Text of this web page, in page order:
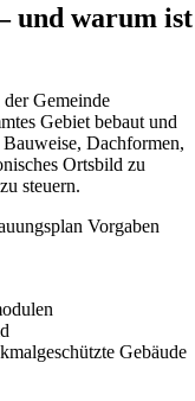
und warum ist
Gemeinde
Gebiet bebaut und
Dachformen,
Ortsbild zu
steuern.
Vorgaben
Gebäude